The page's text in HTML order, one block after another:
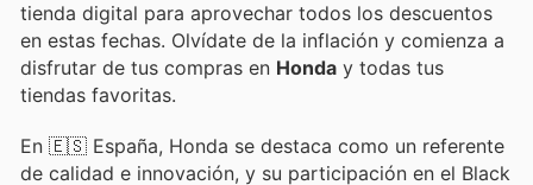
tienda digital para aprovechar todos los descuentos
en estas fechas. Olvídate de la inflación y comienza a
disfrutar de tus compras en Honda y todas tus
tiendas favoritas.
En 🇪🇸 España, Honda se destaca como un referente
de calidad e innovación, y su participación en el Black